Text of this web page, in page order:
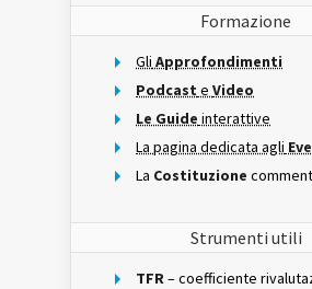
Formazione
Gli Approfondimenti
Podcast e Video
Le Guide interattive
La pagina dedicata agli
La Costituzione
Strumenti utili
TFR– coefficiente